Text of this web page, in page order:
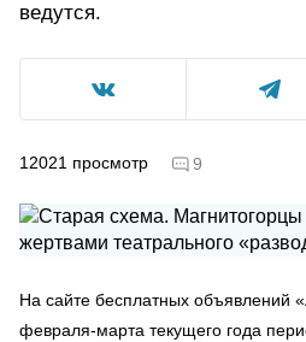
ведутся.
12021 просмотр 9
На сайте бесплатных объявлений
февраля-марта текущего года